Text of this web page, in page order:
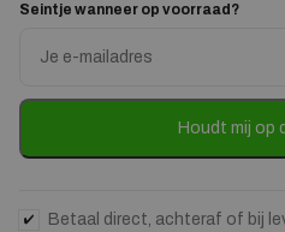
Seintje wanneer op voorraad?
your
address
join
for
Houdt mij op
Betaal direct, achteraf of bij